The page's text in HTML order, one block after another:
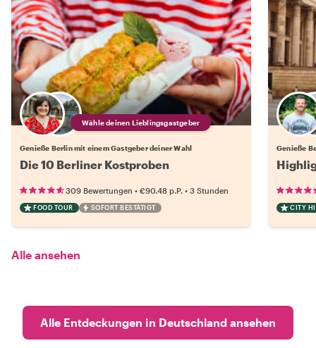
Wähle deinen Lieblingsgastgeber
Genieße Berlin mit einem Gastgeber deiner Wahl
Die 10 Berliner Kostproben
309 Bewertungen • €90.48 p.P. • 3 Stunden
FOOD TOUR SOFORT BESTÄTIGT
Genieße
CITY
Alle ansehen
Alle Entdeckungen in Deutschland ansehen